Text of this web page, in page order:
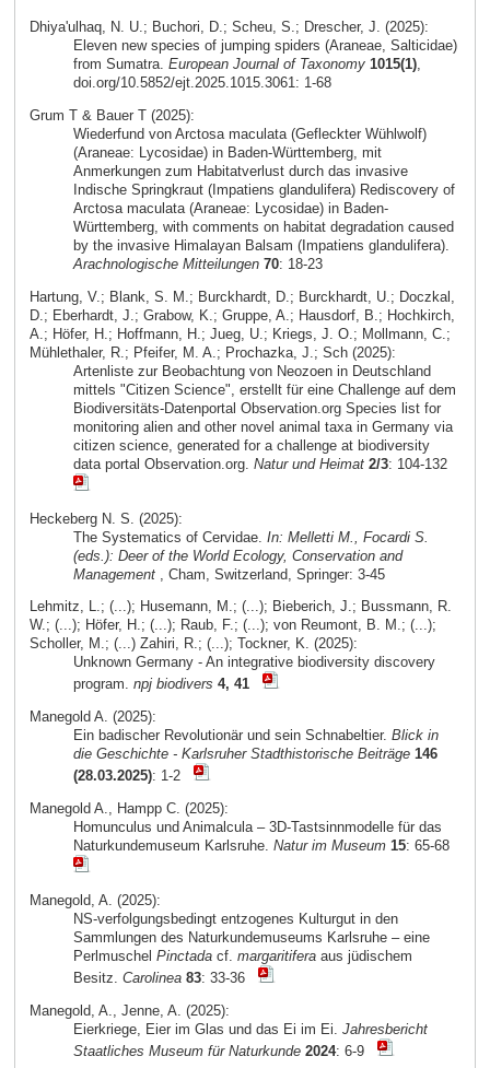
Dhiya'ulhaq, N. U.; Buchori, D.; Scheu, S.; Drescher, J. (2025):
Eleven new species of jumping spiders (Araneae, Salticidae)
from Sumatra. European Journal of Taxonomy 1015(1),
doi.org/10.5852/ejt.2025.1015.3061: 1-68
Grum T & Bauer T (2025):
Wiederfund von Arctosa maculata (Gefleckter Wühlwolf)
(Araneae: Lycosidae) in Baden-Württemberg, mit
Anmerkungen zum Habitatverlust durch das invasive
Indische Springkraut (Impatiens glandulifera) Rediscovery of
Arctosa maculata (Araneae: Lycosidae) in Baden-
Württemberg, with comments on habitat degradation caused
by the invasive Himalayan Balsam (Impatiens glandulifera).
Arachnologische Mitteilungen 70: 18-23
Hartung, V.; Blank, S. M.; Burckhardt, D.; Burckhardt, U.; Doczkal,
D.; Eberhardt, J.; Grabow, K.; Gruppe, A.; Hausdorf, B.; Hochkirch,
A.; Höfer, H.; Hoffmann, H.; Jueg, U.; Kriegs, J. O.; Mollmann, C.;
Mühlethaler, R.; Pfeifer, M. A.; Prochazka, J.; Sch (2025):
Artenliste zur Beobachtung von Neozoen in Deutschland
mittels "Citizen Science", erstellt für eine Challenge auf dem
Biodiversitäts-Datenportal Observation.org Species list for
monitoring alien and other novel animal taxa in Germany via
citizen science, generated for a challenge at biodiversity
data portal Observation.org. Natur und Heimat 2/3: 104-132
Heckeberg N. S. (2025):
The Systematics of Cervidae. In: Melletti M., Focardi S.
(eds.): Deer of the World Ecology, Conservation and
Management, Cham, Switzerland, Springer: 3-45
Lehmitz, L.; (...); Husemann, M.; (...); Bieberich, J.; Bussmann, R.
W.; (...); Höfer, H.; (...); Raub, F.; (...); von Reumont, B. M.; (...);
Scholler, M.; (...) Zahiri, R.; (...); Tockner, K. (2025):
Unknown Germany - An integrative biodiversity discovery
program. npj biodivers 4, 41
Manegold A. (2025):
Ein badischer Revolutionär und sein Schnabeltier. Blick in
die Geschichte - Karlsruher Stadthistorische Beiträge 146
(28.03.2025): 1-2
Manegold A., Hampp C. (2025):
Homunculus und Animalcula – 3D-Tastsinnmodelle für das
Naturkundemuseum Karlsruhe. Natur im Museum 15: 65-68
Manegold, A. (2025):
NS-verfolgungsbedingt entzogenes Kulturgut in den
Sammlungen des Naturkundemuseums Karlsruhe – eine
Perlmuschel Pinctadacf. margaritiferaaus jüdischem
Besitz. Carolinea 83: 33-36
Manegold, A., Jenne, A. (2025):
Eierkriege, Eier im Glas und das Ei im Ei. Jahresbericht
Staatliches Museum für Naturkunde 2024: 6-9